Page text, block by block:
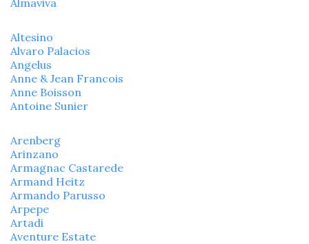
Almaviva
Altesino
Alvaro Palacios
Angelus
Anne & Jean Francois
Anne Boisson
Antoine Sunier
Arenberg
Arinzano
Armagnac Castarede
Armand Heitz
Armando Parusso
Arpepe
Artadi
Aventure Estate